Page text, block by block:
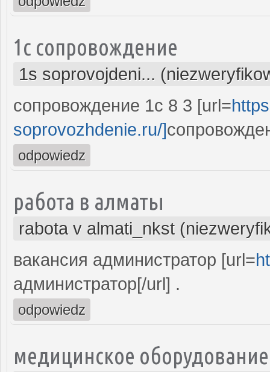
1с сопровождение
1s soprovojdeni...
сопровождение 1с 8 3 [url=
soprovozhdenie.ru/]
odpowiedz
работа в алматы
rabota v almati_nkst
вакансия администратор [url=
администратор[/url] .
odpowiedz
медицинское оборудование